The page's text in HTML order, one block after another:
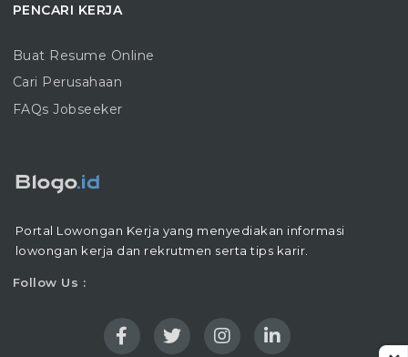
PENCARI KERJA
Buat Resume Online
Cari Perusahaan
FAQs Jobseeker
Portal Lowongan Kerja yang menyediakan informasi
lowongan kerja dan rekrutmen serta tips karir.
Follow Us :